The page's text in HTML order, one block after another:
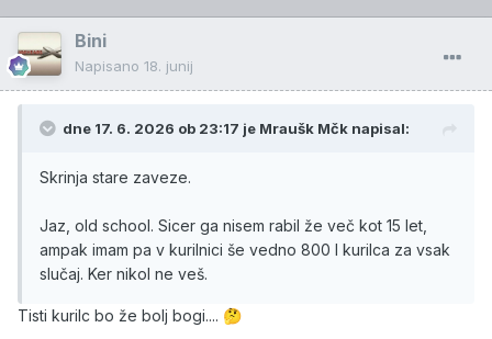
Bini
Napisano 18. junij
dne 17. 6. 2026 ob 23:17 je Mraušk Mčk napisal:
Skrinja stare zaveze.
Jaz, old school. Sicer ga nisem rabil že več kot 15 let,
ampak imam pa v kurilnici še vedno 800 l kurilca za vsak
slučaj. Ker nikol ne veš.
Tisti kurilc bo že bolj bogi.... 🤔